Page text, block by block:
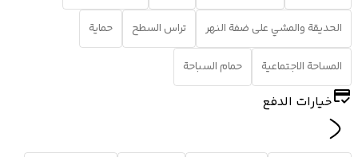
الحديقة والمشي على ضفة النهر تراس السطح حماية
المساحة الاجتماعية حمام السباحة
خيارات الدفع